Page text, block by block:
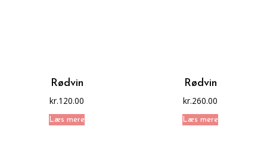
Rødvin
kr.120.00
Læs mere
Rødvin
kr.260.00
Læs mere